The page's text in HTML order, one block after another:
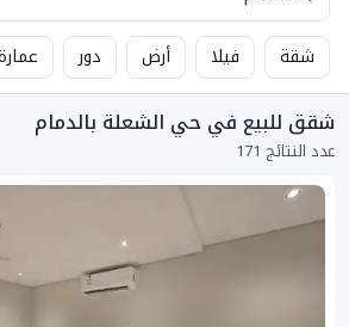
شقة فيلا أرض دور
شقق للبيع في حي الشعلة بالدمام
عدد النتائج 171